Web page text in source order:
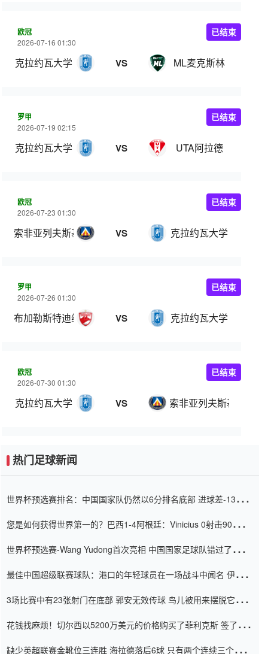
欧冠
2026-07-16 01:30
克拉约瓦大学 VS ML麦克斯林
已结束
罗甲
2026-07-19 02:15
克拉约瓦大学 VS UTA阿拉德
已结束
欧冠
2026-07-23 01:30
索非亚列夫斯基 VS 克拉约瓦大学
已结束
罗甲
2026-07-26 01:30
布加勒斯特迪纳摩 VS 克拉约瓦大学
已结束
欧冠
2026-07-30 01:30
克拉约瓦大学 VS 索非亚列夫斯基
已结束
热门足球新闻
世界杯预选赛排名：中国国家队仍然以6分排名底部 进球差-13令人
您是如何获得世界第一的？巴西1-4阿根廷：Vinicius 0射击90分钟
世界杯预选赛-Wang Yudong首次亮相 中国国家足球队错过了世界
最佳中国超级联赛球队：港口的年轻球员在一场战斗中闻名 伊万放
3场比赛中有23张射门在底部 郭安无效传球 鸟儿被用来摆脱它
花钱找麻烦！切尔西以5200万美元的价格购买了菲利克斯 签了7年
缺少英超联赛金靴位三连胜 海拉德落后6球 只有两个连续三个连续